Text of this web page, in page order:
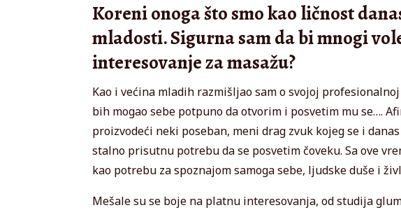
Koreni onoga što smo kao ličnost
mladosti. Sigurna sam da bi mnogi
interesovanje za masažu?
Kao i većina mladih razmišljao sam o svojoj
bih mogao sebe potpuno da otvorim i posvetim mu se….
proizvodeći neki poseban, meni drag zvuk kojeg se i
stalno prisutnu potrebu da se posvetim čoveku. Sa ove
kao potrebu za spoznajom samoga sebe, ljudske duše i
Mešale su se boje na platnu interesovanja, od studija